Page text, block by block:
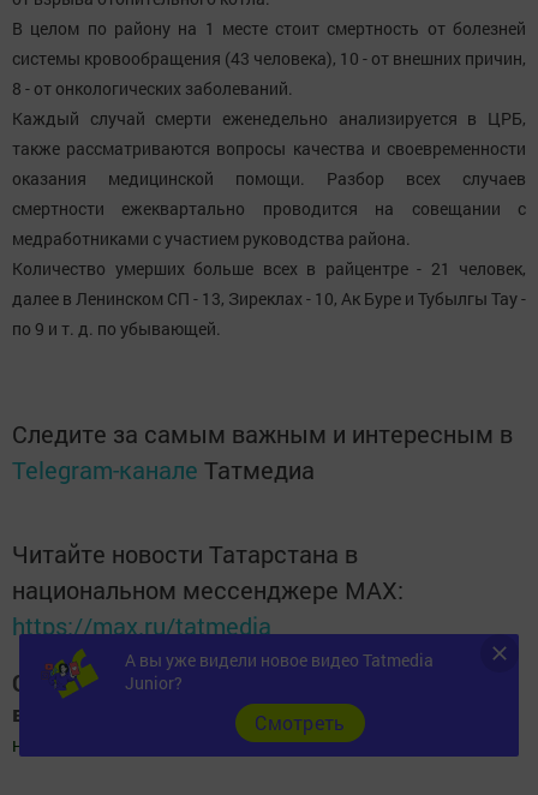
В целом по району на 1 месте стоит смертность от болезней
системы кровообращения (43 человека), 10 - от внешних причин,
8 - от онкологических заболеваний.
Каждый случай смерти еженедельно анализируется в ЦРБ,
также рассматриваются вопросы качества и своевременности
оказания медицинской помощи. Разбор всех случаев
смертности ежеквартально проводится на совещании с
медработниками с участием руководства района.
Количество умерших больше всех в райцентре - 21 человек,
далее в Ленинском СП - 13, Зиреклах - 10, Ак Буре и Тубылгы Тау -
по 9 и т. д. по убывающей.
Следите за самым важным и интересным в
Telegram-канале Татмедиа
Читайте новости Татарстана в
национальном мессенджере MАХ:
https://max.ru/tatmedia
Следите за самым важным и интересным
в
Телеграм канале
новь
А вы уже видели новое видео Tatmedia
Junior?
Cмотреть